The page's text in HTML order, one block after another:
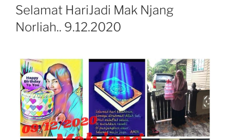
ON
Selamat HariJadi Mak Njang
Norliah.. 9.12.2020